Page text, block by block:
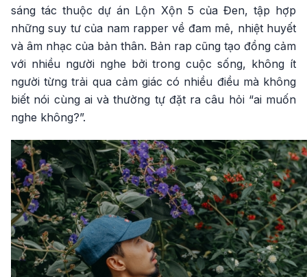
sáng tác thuộc dự án Lộn Xộn 5 của Đen, tập hợp
những suy tư của nam rapper về đam mê, nhiệt huyết
và âm nhạc của bản thân. Bản rap cũng tạo đồng cảm
với nhiều người nghe bởi trong cuộc sống, không ít
người từng trải qua cảm giác có nhiều điều mà không
biết nói cùng ai và thường tự đặt ra câu hỏi “ai muốn
nghe không?”.